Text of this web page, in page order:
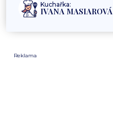
Kuchařka:
IVANA MASIAROVÁ
Reklama